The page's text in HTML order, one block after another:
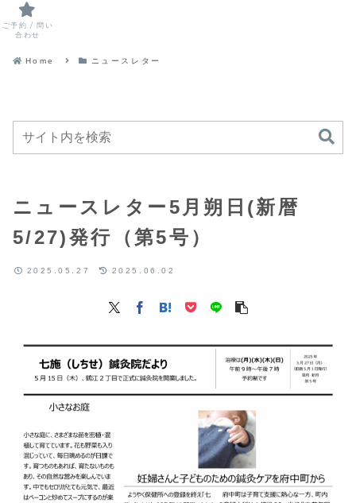
Home ニュースレター
ニュースレター5月朔日(新暦
5/27)発行（第5号）
2025.05.27 2025.06.02
ご予約 / 問い
合わせ